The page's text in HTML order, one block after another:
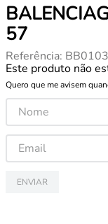
57
Referência:
Este produto não
Quero que me avisem
ENVIAR